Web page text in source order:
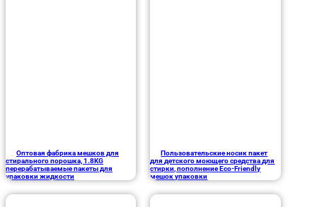
Оптовая фабрика мешков для
стирального порошка, 1.8KG
перерабатываемые пакеты для
упаковки жидкости
Пользовательские носик пакет
для детского моющего средства для
стирки, пополнение Eco-Friendly
мешок упаковки